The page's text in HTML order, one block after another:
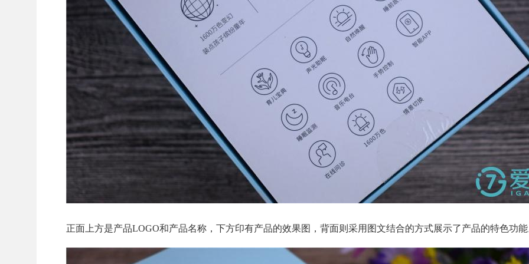
正面上方是产品LOGO和产品名称，下方印有产品的效果图，背面则采用图文结合的方式展示了产品的特色功